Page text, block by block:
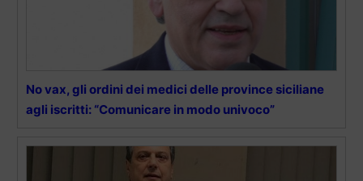
No vax, gli ordini dei medici delle province siciliane
agli iscritti: “Comunicare in modo univoco”